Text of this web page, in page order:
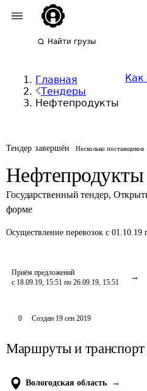
Найти грузы
Главная
Тендеры
Нефтепродукты
Как
Тендер завершён Несколько поставщиков
Нефтепродукты
Государственный тендер,
форме
Осуществление перевозок с 01.10.19
Приём предложений
с 18.09.19, 15:51 по 26.09.19, 15:51
0 Создан 19 сен 2019
Маршруты и транспорт
Вологодская область
→